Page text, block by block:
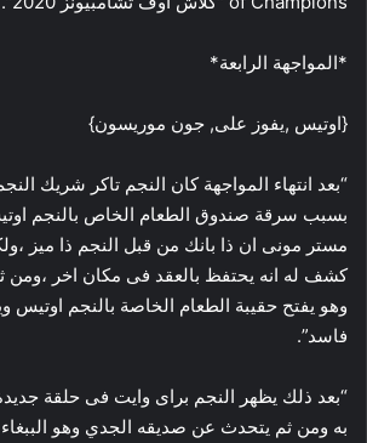
*المواجهة الرابعة*
{اوتيس ,يفوز على, جون موريسون}
“بعد انتهاء المواجهة كان النجم تاكر شريك
بسبب سرقة صندوق الطعام الخاص بالنجم
مستر مونى ان ذا بانك من قبل النجم ذا ميز
كشف له انه يحتفظ بالعقد فى مكان اخر ،ومن
وهو يفتح حقيبة الطعام الخاصة بالنجم اوتيس
فاسد”.
“بعد ذلك يظهر النجم براى وايت فى حلقة
به ومن ثم يتحدث عن صديقه الجدي وهو الببغاء